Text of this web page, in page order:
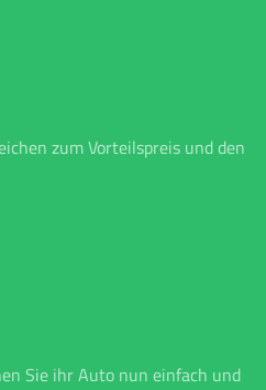
zum Vorteilspreis und den
Sie ihr Auto nun einfach und